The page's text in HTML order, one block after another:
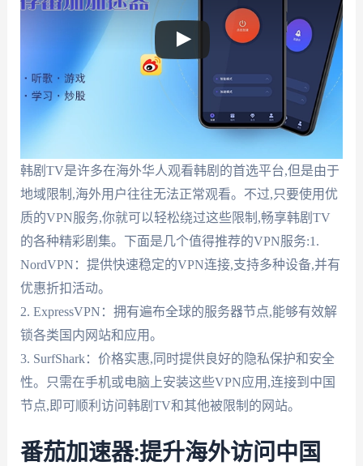
韩剧TV是许多在海外华人观看韩剧的首选平台,但是由于
地域限制,海外用户往往无法正常观看。不过,只要使用优
质的VPN服务,你就可以轻松绕过这些限制,畅享韩剧TV
的各种精彩剧集。下面是几个值得推荐的VPN服务:1.
NordVPN：提供快速稳定的VPN连接,支持多种设备,并有
优惠折扣活动。
2. ExpressVPN：拥有遍布全球的服务器节点,能够有效解
锁各类国内网站和应用。
3. SurfShark：价格实惠,同时提供良好的隐私保护和安全
性。只需在手机或电脑上安装这些VPN应用,连接到中国
节点,即可顺利访问韩剧TV和其他被限制的网站。
番茄加速器:提升海外访问中国